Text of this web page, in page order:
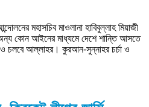
মহাসচিব মাওলানা হাবিবুল্লাহ মিয়াজী
কোন আইনের মাধ্যমে দেশে শান্তি আসতে
চলবে আল্লাহর। কুরআন-সুন্নাহর চর্চা ও